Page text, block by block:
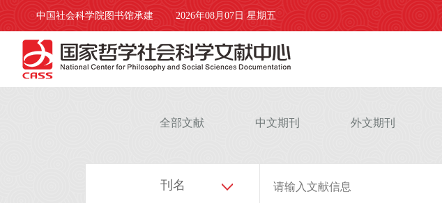
2026年08月07日 星期五
中国社会科学院图书馆承建
全部文献 中文期刊 外文期刊
刊名